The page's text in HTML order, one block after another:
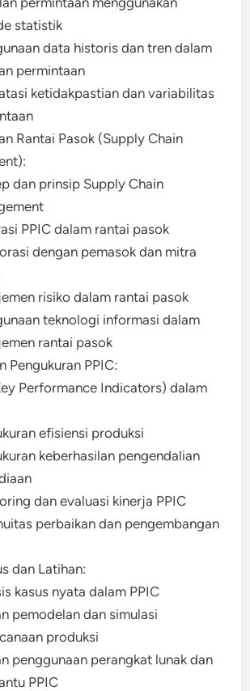
statistik
data historis dan tren dalam
permintaan
ketidakpastian dan variabilitas
Rantai Pasok (Supply Chain
dan prinsip Supply Chain
PPIC dalam rantai pasok
dengan pemasok dan mitra
risiko dalam rantai pasok
teknologi informasi dalam
rantai pasok
Pengukuran PPIC:
Performance Indicators) dalam
efisiensi produksi
keberhasilan pengendalian
dan evaluasi kinerja PPIC
perbaikan dan pengembangan
dan Latihan:
kasus nyata dalam PPIC
pemodelan dan simulasi
produksi
penggunaan perangkat lunak dan
PPIC